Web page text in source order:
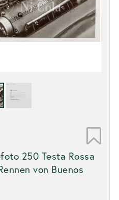
250 Testa Rossa
von Buenos